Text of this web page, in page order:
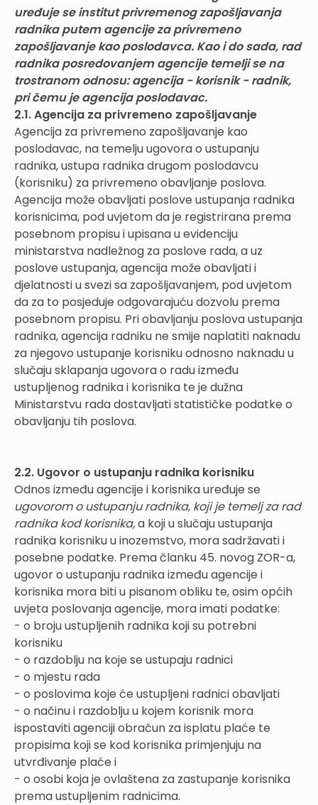
uređuje se institut privremenog zapošljavanja
radnika putem agencije za privremeno
zapošljavanje kao poslodavca. Kao i do sada, rad
radnika posredovanjem agencije temelji se na
trostranom odnosu: agencija - korisnik - radnik,
pri čemu je agencija poslodavac.
2.1. Agencija za privremeno zapošljavanje
Agencija za privremeno zapošljavanje kao
poslodavac, na temelju ugovora o ustupanju
radnika, ustupa radnika drugom poslodavcu
(korisniku) za privremeno obavljanje poslova.
Agencija može obavljati poslove ustupanja radnika
korisnicima, pod uvjetom da je registrirana prema
posebnom propisu i upisana u evidenciju
ministarstva nadležnog za poslove rada, a uz
poslove ustupanja, agencija može obavljati i
djelatnosti u svezi sa zapošljavanjem, pod uvjetom
da za to posjeduje odgovarajuću dozvolu prema
posebnom propisu. Pri obavljanju poslova ustupanja
radnika, agencija radniku ne smije naplatiti naknadu
za njegovo ustupanje korisniku odnosno naknadu u
slučaju sklapanja ugovora o radu između
ustupljenog radnika i korisnika te je dužna
Ministarstvu rada dostavljati statističke podatke o
obavljanju tih poslova.
2.2. Ugovor o ustupanju radnika korisniku
Odnos između agencije i korisnika uređuje se
ugovorom o ustupanju radnika, koji je temelj za rad
radnika kod korisnika,a koji u slučaju ustupanja
radnika korisniku u inozemstvo, mora sadržavati i
posebne podatke. Prema članku 45. novog ZOR-a,
ugovor o ustupanju radnika između agencije i
korisnika mora biti u pisanom obliku te, osim općih
uvjeta poslovanja agencije, mora imati podatke:
- o broju ustupljenih radnika koji su potrebni
korisniku
- o razdoblju na koje se ustupaju radnici
- o mjestu rada
- o poslovima koje će ustupljeni radnici obavljati
- o načinu i razdoblju u kojem korisnik mora
ispostaviti agenciji obračun za isplatu plaće te
propisima koji se kod korisnika primjenjuju na
utvrđivanje plaće i
- o osobi koja je ovlaštena za zastupanje korisnika
prema ustupljenim radnicima.